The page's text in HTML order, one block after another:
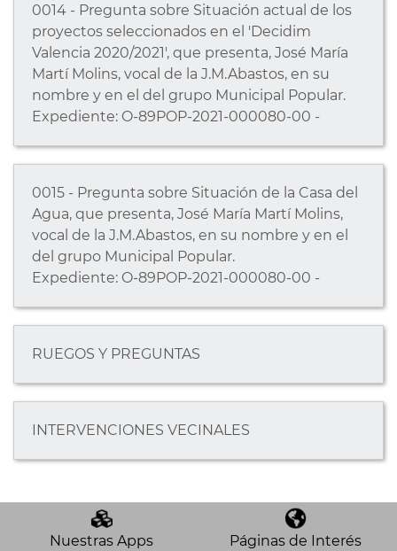
0014 - Pregunta sobre Situación actual de los
proyectos seleccionados en el 'Decidim
Valencia 2020/2021', que presenta, José María
Martí Molins, vocal de la J.M.Abastos, en su
nombre y en el del grupo Municipal Popular.
Expediente: O-89POP-2021-000080-00 -
0015 - Pregunta sobre Situación de la Casa del
Agua, que presenta, José María Martí Molins,
vocal de la J.M.Abastos, en su nombre y en el
del grupo Municipal Popular.
Expediente: O-89POP-2021-000080-00 -
RUEGOS Y PREGUNTAS
INTERVENCIONES VECINALES
Nuestras Apps Páginas de Interés